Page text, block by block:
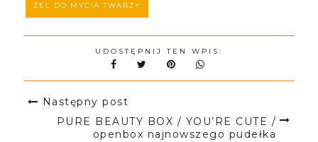
ŻEL DO MYCIA TWARZY
UDOSTĘPNIJ TEN WPIS:
Następny post
PURE BEAUTY BOX / YOU’RE CUTE /
openbox najnowszego pudełka